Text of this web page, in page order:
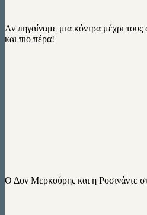
Αν πηγαίναμε μια κόντρα μέχρι
και πιο πέρα!
Ο Δον Μερκούρης και η Ροσινάντε